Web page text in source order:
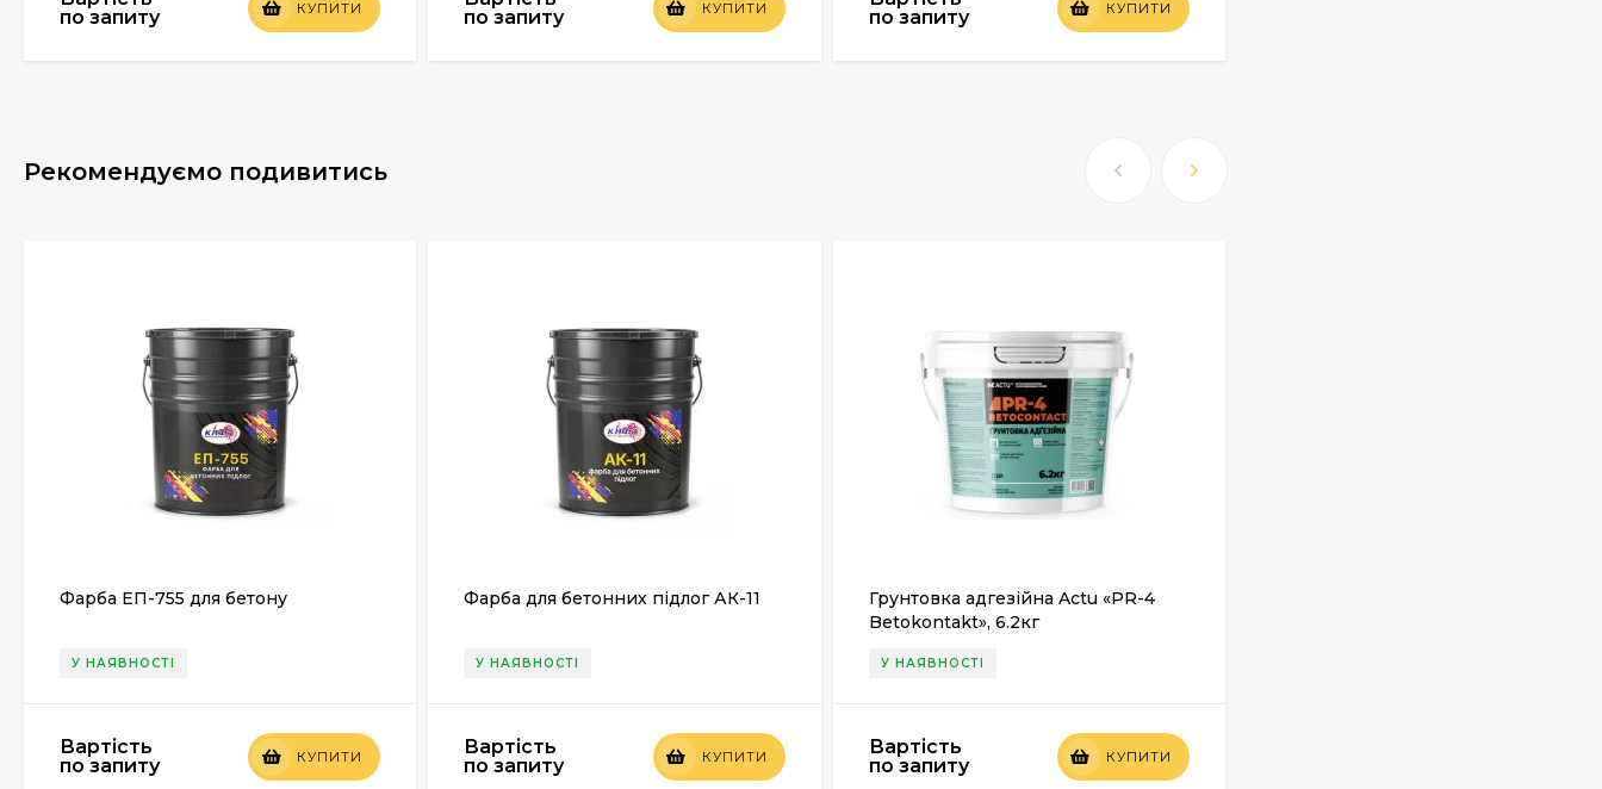
по запиту
КУПИТИ
по запиту
КУПИТИ
по запиту
КУПИТИ
Рекомендуємо подивитись
Фарба ЕП-755 для бетону
У НАЯВНОСТІ
Вартість
по запиту
КУПИТИ
Фарба для бетонних підлог АК-11
У НАЯВНОСТІ
Вартість
по запиту
КУПИТИ
Грунтовка адгезійна Actu «PR-4
Betokontakt», 6.2кг
У НАЯВНОСТІ
Вартість
по запиту
КУПИТИ